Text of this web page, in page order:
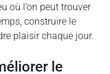
où l’on peut trouver
construire le
plaisir chaque jour.